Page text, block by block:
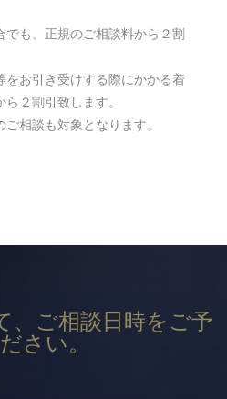
でも、正規のご相談料から２割
をお引き受けする際にかかる着
２割引致します。
相談も対象となります。
、ご相談日時をご予
さい。